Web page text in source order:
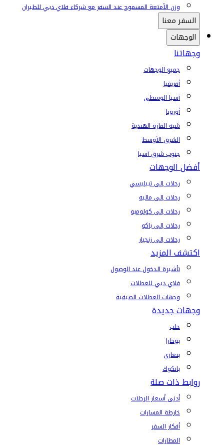
وزن الأمتعة المسموح عند السفر مع شركاء فلاي دبي للطيران
السفر معنا
الوجهات
وجهاتنا
جميع الوجهات
أفريقيا
آسيا الوسطى
أوروبا
شبه القارة الهندية
الشرق الأوسط
جنوب شرق آسيا
أفضل الوجهات
رحلات إلى تبيليسي
رحلات إلى ماليه
رحلات إلى كولومبو
رحلات إلى باكو
رحلات إلى زنجبار
اكتشف المزيد
تأشيرة الدخول عند الوصول
فلاي دبي للعطلات
وجهات العطلات الصيفية
وجهات جديدة
حلب
بوخارا
بنغازي
بانكوك
روابط ذات صلة
أدنى أسعار الرحلات
خارطة المسارات
أفكار السفر
المطارات